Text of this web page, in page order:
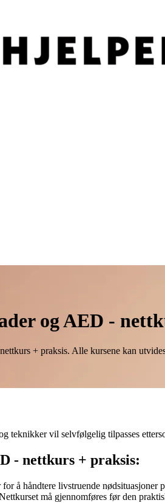
og AED -
+ praksis. Alle kursene kan
teknikker vil selvfølgelig tilpasses
- nettkurs + praksis:
å håndtere livstruende
må gjennomføres før den